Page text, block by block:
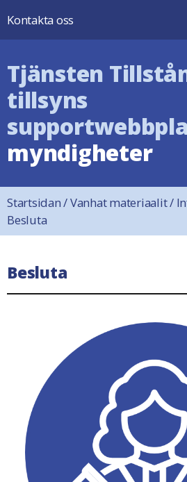
Kontakta oss
Tjänsten
tillsyns
myndigheter
Startsidan/Vanhat materiaalit/
Besluta
Besluta